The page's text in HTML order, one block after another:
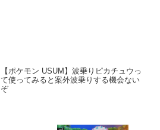
【ポケモン USUM】波乗りピカチュウっ
て使ってみると案外波乗りする機会ない
ぞ